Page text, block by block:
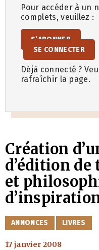
Pour accéder à un
complets, veuillez :
S’ABONNER
SE CONNECTER
Déjà connecté ?
rafraîchir la page.
Création
d’édition
et
CATÉGORIES
ANNONCES LIVRES
17 janvier 2008